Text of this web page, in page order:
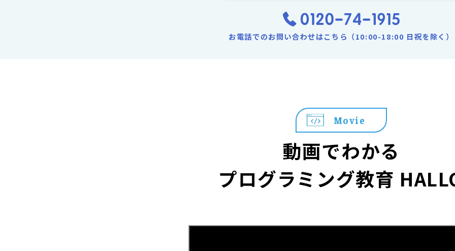
お電話でのお問い合わせはこちら（10:00-18:00 日祝を除く）
Movie
動画でわかる
プログラミング教育